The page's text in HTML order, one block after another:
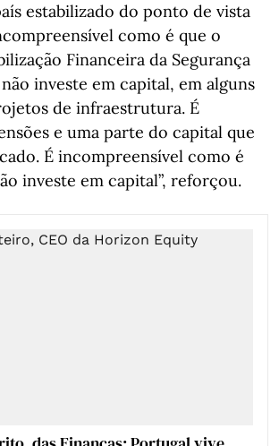
estabilizado do ponto de vista
como é que o
Financeira da Segurança
não investe em capital, em alguns
de infraestrutura. É
e uma parte do capital que
É incompreensível como é
investe em capital”, reforçou.